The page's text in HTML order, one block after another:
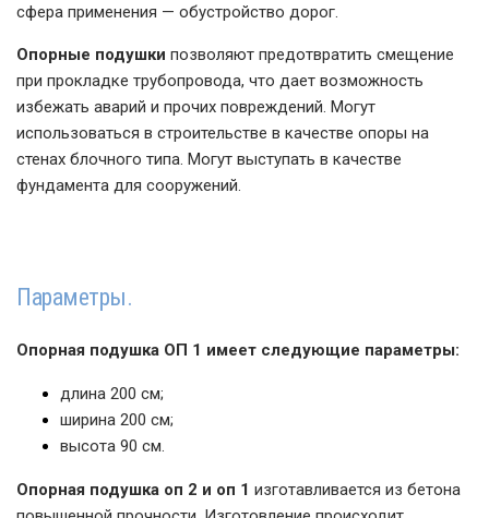
сфера применения — обустройство дорог.
Опорные подушки позволяют предотвратить смещение
при прокладке трубопровода, что дает возможность
избежать аварий и прочих повреждений. Могут
использоваться в строительстве в качестве опоры на
стенах блочного типа. Могут выступать в качестве
фундамента для сооружений.
Параметры.
Опорная подушка ОП 1 имеет следующие параметры:
длина 200 см;
ширина 200 см;
высота 90 см.
Опорная подушка оп 2 и оп 1 изготавливается из бетона